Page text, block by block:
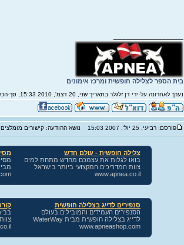
בית הספר לצלילה חופשית ומרכז אימונים
נערך לאחרונה על-ידי דן זלגלר בתאריך שני, 20 דצמ', 2010 15:33, סך-הכל נערך 3 פעמים
פורסם: רביעי, 25 יול', 2007 15:03 נושא ההודעה: קישורים מומלצים